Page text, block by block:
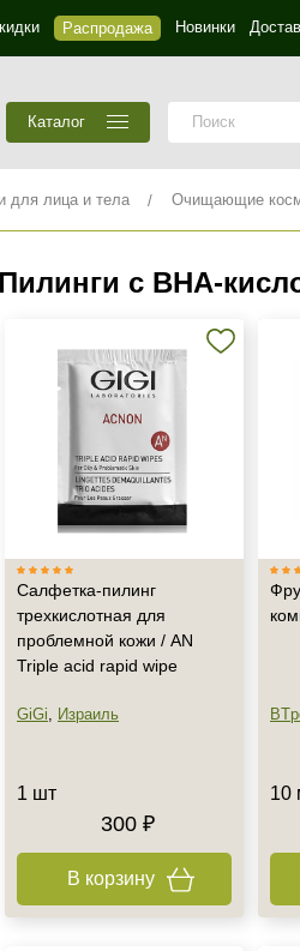
Распродажа Новинки
Каталог
для лица и тела Очищающие
Пилинги с
Салфетка-пилинг
трехкислотная для
проблемной кожи / AN
Triple acid rapid wipe
GiGi, Израиль
1 шт
300 ₽
В корзину
10